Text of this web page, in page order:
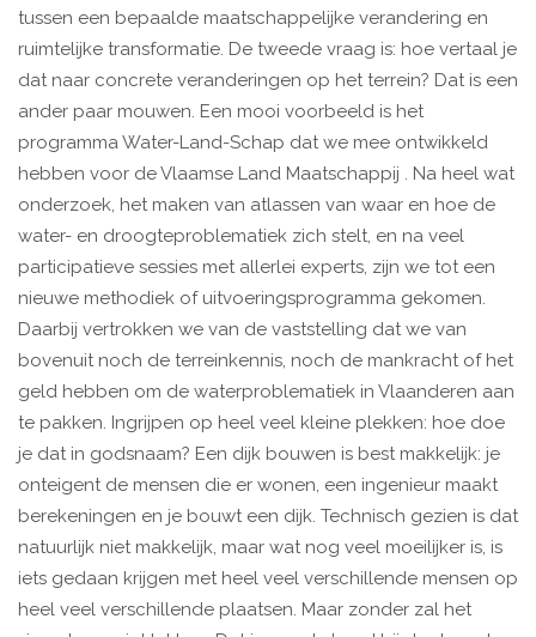
tussen een bepaalde maatschappelijke verandering en
ruimtelijke transformatie. De tweede vraag is: hoe vertaal je
dat naar concrete veranderingen op het terrein? Dat is een
ander paar mouwen. Een mooi voorbeeld is het
programma Water-Land-Schap dat we mee ontwikkeld
hebben voor de Vlaamse Land Maatschappij . Na heel wat
onderzoek, het maken van atlassen van waar en hoe de
water- en droogteproblematiek zich stelt, en na veel
participatieve sessies met allerlei experts, zijn we tot een
nieuwe methodiek of uitvoeringsprogramma gekomen.
Daarbij vertrokken we van de vaststelling dat we van
bovenuit noch de terreinkennis, noch de mankracht of het
geld hebben om de waterproblematiek in Vlaanderen aan
te pakken. Ingrijpen op heel veel kleine plekken: hoe doe
je dat in godsnaam? Een dijk bouwen is best makkelijk: je
onteigent de mensen die er wonen, een ingenieur maakt
berekeningen en je bouwt een dijk. Technisch gezien is dat
natuurlijk niet makkelijk, maar wat nog veel moeilijker is, is
iets gedaan krijgen met heel veel verschillende mensen op
heel veel verschillende plaatsen. Maar zonder zal het